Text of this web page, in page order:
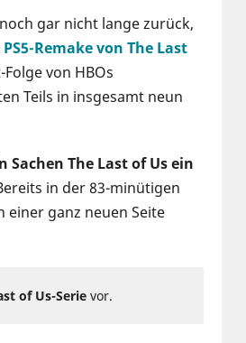
gar nicht lange zurück,
PS5-Remake von The Last
von HBOs
Teils in insgesamt neun
The Last of Us ein
in der 83-minütigen
einer ganz neuen Seite
of Us-Serie vor.